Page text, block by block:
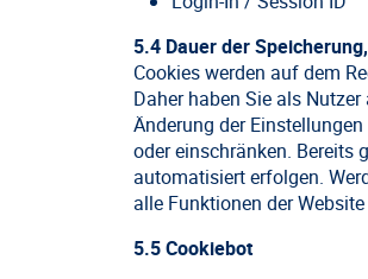
5.4 Dauer der
Cookies werden auf dem
Daher haben Sie als
Änderung der
oder einschränken. Bereits
automatisiert erfolgen.
alle Funktionen der
5.5 Cookiebot